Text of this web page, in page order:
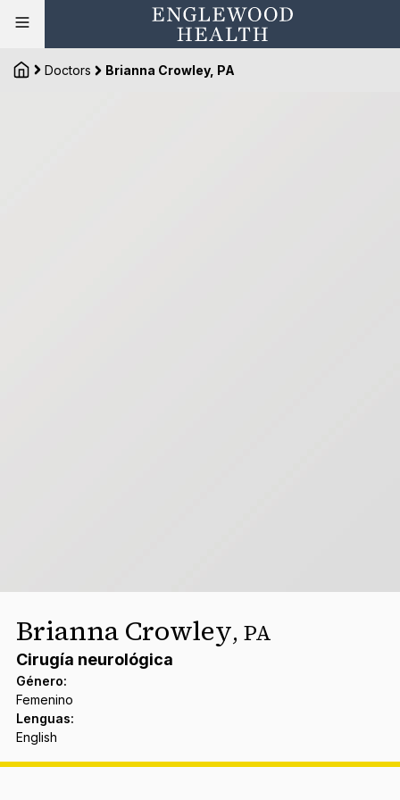
Doctors Brianna Crowley, PA
Brianna Crowley, PA
Cirugía neurológica
Género:
Femenino
Lenguas:
English